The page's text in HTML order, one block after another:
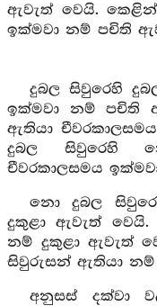
ඇවැත් වෙයි.
ඉක්මවා නම් පචිති
දුබල සිවුරෙහි
ඉක්මවා නම් පචිති
ඇතියා
දුබල සිවුරෙහි
චීවරකාලසමය
නො දුබල
දුකුළා ඇවැත්
නම් දුකුළා ඇවැත්
සිවුරුසන් ඇතියා නම්
අනුසස් දක්වා